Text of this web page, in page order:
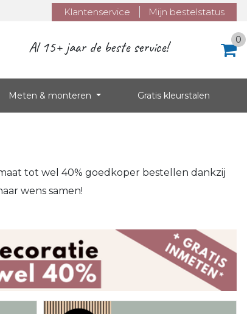
Klantenservice Mijn bestelstatus
Al 15+ jaar de beste service! 0
Meten & monteren Gratis kleurstalen
tot wel 40% goedkoper bestellen dankzij
wens samen!